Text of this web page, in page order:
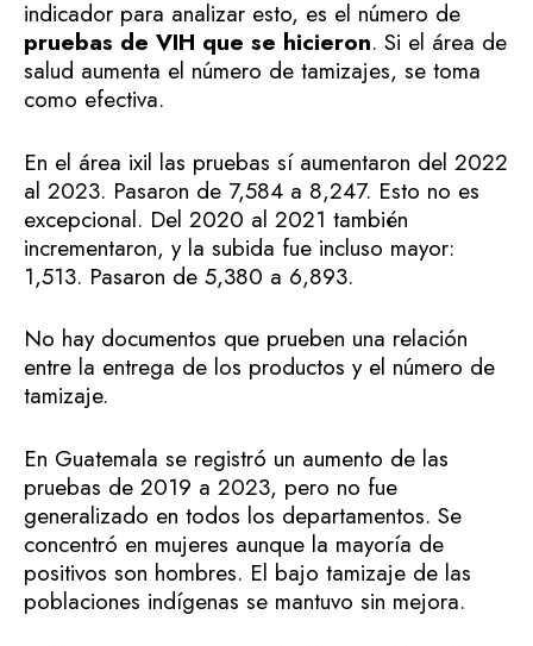
indicador para analizar esto, es el número de
pruebas de VIH que se hicieron. Si el área de
salud aumenta el número de tamizajes, se toma
como efectiva.
En el área ixil las pruebas sí aumentaron del 2022
al 2023. Pasaron de 7,584 a 8,247. Esto no es
excepcional. Del 2020 al 2021 también
incrementaron, y la subida fue incluso mayor:
1,513. Pasaron de 5,380 a 6,893.
No hay documentos que prueben una relación
entre la entrega de los productos y el número de
tamizaje.
En Guatemala se registró un aumento de las
pruebas de 2019 a 2023, pero no fue
generalizado en todos los departamentos. Se
concentró en mujeres aunque la mayoría de
positivos son hombres. El bajo tamizaje de las
poblaciones indígenas se mantuvo sin mejora.